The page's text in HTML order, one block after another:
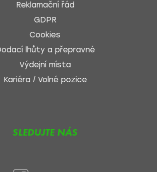
Reklamační řád
GDPR
Cookies
lhůty a přepravné
Výdejní místa
Kariéra / Volné pozice
SLEDUJTE NÁS